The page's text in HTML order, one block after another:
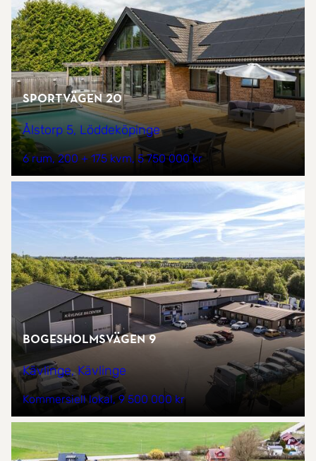
Sportvägen 20
Ålstorp 5, Löddeköpinge
6 rum 200 + 175 kvm 5 750 000 kr
Bogesholmsvägen 9
Kävlinge, Kävlinge
Kommersiell lokal 9 500 000 kr